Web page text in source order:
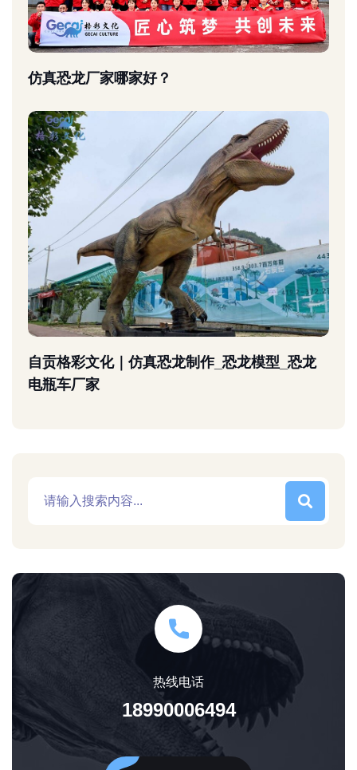
仿真恐龙厂家哪家好？
自贡格彩文化｜仿真恐龙制作_恐龙模型_恐龙
电瓶车厂家
热线电话
18990006494